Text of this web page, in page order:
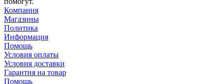
Компания
Магазины
Политика
Информация
Помощь
Условия оплаты
Условия доставки
Гарантия на товар
Помощь